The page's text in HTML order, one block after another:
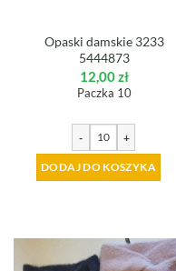
Opaski damskie 3233
5444873
12,00zł
Paczka 10
- +
DODAJ DO KOSZYKA